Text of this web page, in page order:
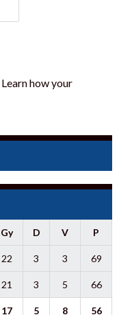
Learn how your
Gy D V P
22 3 3 69
21 3 5 66
17 5 8 56